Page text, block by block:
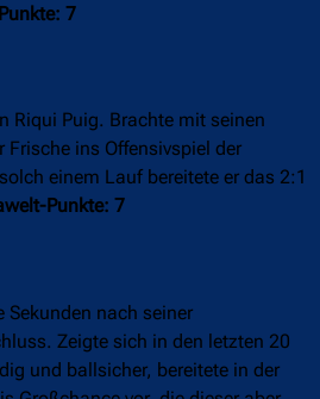
7
Riqui Puig. Brachte mit seinen
Frische ins Offensivspiel der
einem Lauf bereitete er das 2:1
Punkte: 7
Sekunden nach seiner
Zeigte sich in den letzten 20
und ballsicher, bereitete in der